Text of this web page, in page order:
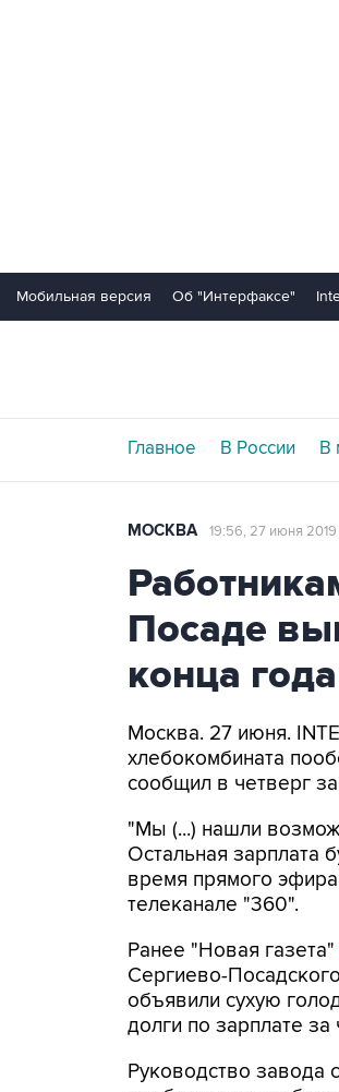
Мобильная версия Об "Интерфаксе"
Главное В России В
МОСКВА 19:56, 27 июня 2019
Посаде
конца года
Москва. 27 июня.
хлебокомбината
сообщил в четверг
"Мы (...) нашли
Остальная зарплата
время прямого
телеканале "360".
Ранее "Новая газета"
Сергиево-
объявили сухую
долги по зарплате
Руководство завода